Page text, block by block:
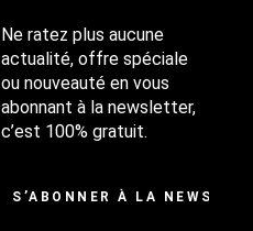
Ne ratez plus aucune
actualité, offre spéciale
ou nouveauté en vous
abonnant à la newsletter,
c’est 100% gratuit.
S’ABONNER À LA